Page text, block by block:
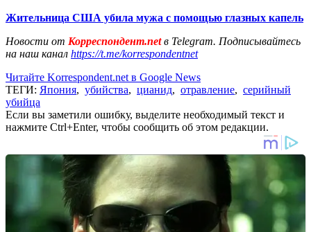
Жительница США убила мужа с помощью глазных капель
Новости от Корреспондент.netв Telegram. Подписывайтесь
на наш канал https://t.me/korrespondentnet
Читайте Korrespondent.net в Google News
ТЕГИ: Япония, убийства, цианид, отравление, серийный
убийца
Если вы заметили ошибку, выделите необходимый текст и
нажмите Ctrl+Enter, чтобы сообщить об этом редакции.